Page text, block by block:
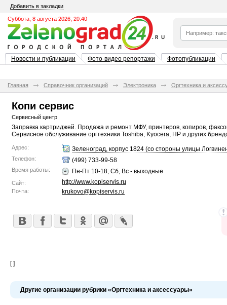
Добавить в закладки
Суббота, 8 августа 2026, 20:40
Новости и публикации Фото-видео репортажи Фотопубликации
Главная Справочник организаций Электроника Оргтехника и
Копи сервис
Сервисный центр
Заправка картриджей. Продажа и ремонт МФУ, принтеров, копиров,
Сервисное обслуживание оргтехники Toshiba, Kyocera, HP и других
Адрес: Зеленоград, корпус 1824 (со стороны улицы
Телефон: (499) 733-99-58
Время работы: Пн-Пт 10-18; Сб, Вс - выходные
Сайт: http://www.kopiservis.ru
Почта: krukovo@kopiservis.ru
[ ]
Другие организации рубрики «Оргтехника и аксессуары»